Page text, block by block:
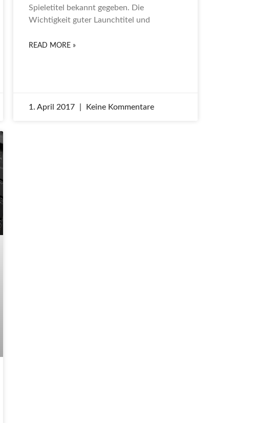
Spieletitel bekannt gegeben. Die
Wichtigkeit guter Launchtitel und
READ MORE »
1. April 2017 Keine Kommentare